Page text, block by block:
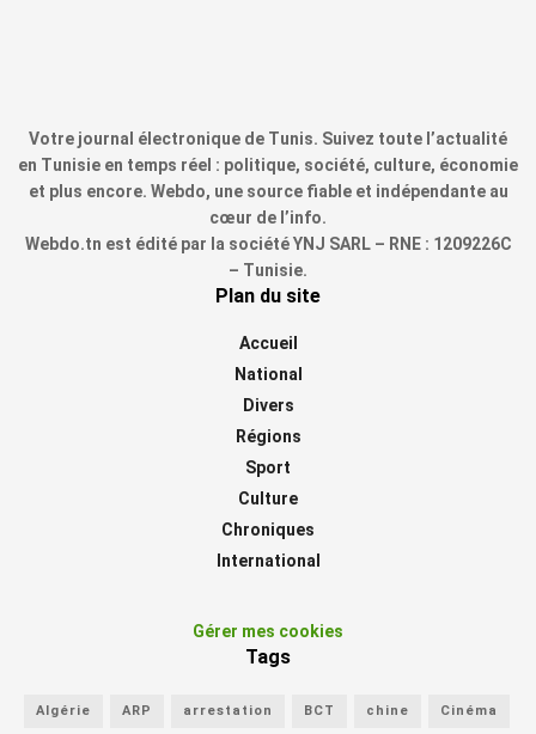
Votre journal électronique de Tunis. Suivez toute l’actualité
en Tunisie en temps réel : politique, société, culture, économie
et plus encore. Webdo, une source fiable et indépendante au
cœur de l’info.
Webdo.tn est édité par la société YNJ SARL – RNE : 1209226C
– Tunisie.
Plan du site
Accueil
National
Divers
Régions
Sport
Culture
Chroniques
International
Gérer mes cookies
Tags
Algérie ARP arrestation BCT chine Cinéma